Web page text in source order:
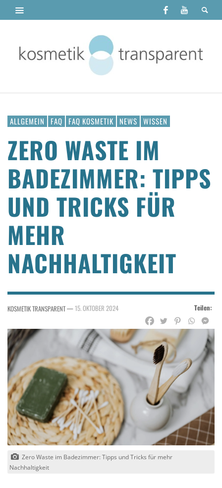
ALLGEMEIN FAQ FAQ KOSMETIK NEWS WISSEN
ZERO WASTE IM
BADEZIMMER: TIPPS
UND TRICKS FÜR
MEHR
NACHHALTIGKEIT
Teilen:
KOSMETIK TRANSPARENT—15. OKTOBER 2024
Zero Waste im Badezimmer: Tipps und Tricks für mehr
Nachhaltigkeit